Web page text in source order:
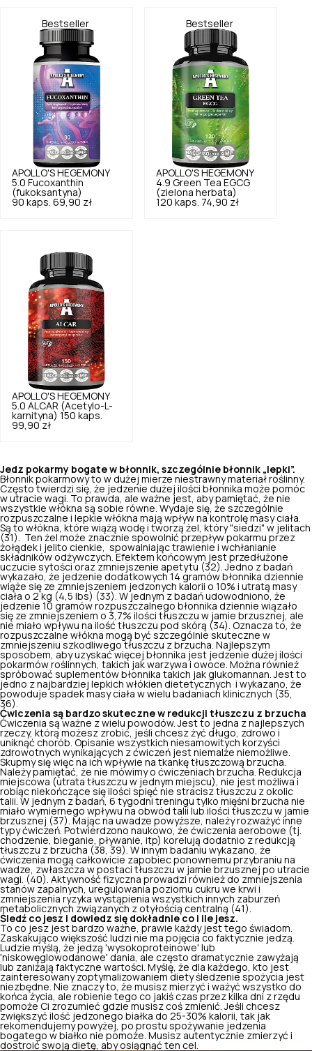
Bestseller
APOLLO'S HEGEMONY
5.0 Fucoxanthin
(fukoksantyna)
90 kaps. 69,90 zł
Bestseller
APOLLO'S HEGEMONY
4.9 Green Tea EGCG
(zielona herbata)
120 kaps. 74,90 zł
APOLLO'S HEGEMONY
5.0 ALCAR (Acetylo-L-
karnityna) 150 kaps.
99,90 zł
Jedz pokarmy bogate w błonnik, szczególnie błonnik „lepki”.
Błonnik pokarmowy to w dużej mierze niestrawny materiał roślinny.
Często twierdzi się, że jedzenie dużej ilości błonnika może pomóc
w utracie wagi. To prawda, ale ważne jest, aby pamiętać, że nie
wszystkie włókna są sobie równe. Wydaje się, że szczególnie
rozpuszczalne i lepkie włókna mają wpływ na kontrolę masy ciała.
Są to włókna, które wiążą wodę i tworzą żel, który "siedzi" w jelitach
(31). Ten żel może znacznie spowolnić przepływ pokarmu przez
żołądek i jelito cienkie, spowalniając trawienie i wchłanianie
składników odżywczych. Efektem końcowym jest przedłużone
uczucie sytości oraz zmniejszenie apetytu (32). Jedno z badań
wykazało, że jedzenie dodatkowych 14 gramów błonnika dziennie
wiąże się ze zmniejszeniem jedzonych kalorii o 10% i utratą masy
ciała o 2 kg (4,5 lbs) (33). W jednym z badań udowodniono, że
jedzenie 10 gramów rozpuszczalnego błonnika dziennie wiązało
się ze zmniejszeniem o 3,7% ilości tłuszczu w jamie brzusznej, ale
nie miało wpływu na ilość tłuszczu pod skórą (34). Oznacza to, że
rozpuszczalne włókna mogą być szczególnie skuteczne w
zmniejszeniu szkodliwego tłuszczu z brzucha. Najlepszym
sposobem, aby uzyskać więcej błonnika jest jedzenie dużej ilości
pokarmów roślinnych, takich jak warzywa i owoce. Można również
spróbować suplementów błonnika takich jak glukomannan. Jest to
jedno z najbardziej lepkich włókien dietetycznych i wykazano, że
powoduje spadek masy ciała w wielu badaniach klinicznych (35,
36).
Ćwiczenia są bardzo skuteczne w redukcji tłuszczu z brzucha
Ćwiczenia są ważne z wielu powodów. Jest to jedna z najlepszych
rzeczy, którą możesz zrobić, jeśli chcesz żyć długo, zdrowo i
uniknąć chorób. Opisanie wszystkich niesamowitych korzyści
zdrowotnych wynikających z ćwiczeń jest niemalże niemożliwe.
Skupmy się więc na ich wpływie na tkankę tłuszczową brzucha.
Należy pamiętać, że nie mówimy o ćwiczeniach brzucha. Redukcja
miejscowa (utrata tłuszczu w jednym miejscu), nie jest możliwa i
robiąc niekończące się ilości spięć nie stracisz tłuszczu z okolic
talii. W jednym z badań, 6 tygodni treningu tylko mięśni brzucha nie
miało wymiernego wpływu na obwód talii lub ilości tłuszczu w jamie
brzusznej (37). Mając na uwadze powyższe, należy rozważyć inne
typy ćwiczeń. Potwierdzono naukowo, że ćwiczenia aerobowe (tj.
chodzenie, bieganie, pływanie, itp) korelują dodatnio z redukcją
tłuszczu z brzucha (38, 39). W innym badaniu wykazano, że
ćwiczenia mogą całkowicie zapobiec ponownemu przybraniu na
wadze, zwłaszcza w postaci tłuszczu w jamie brzusznej po utracie
wagi. (40). Aktywność fizyczna prowadzi również do zmniejszenia
stanów zapalnych, uregulowania poziomu cukru we krwi i
zmniejszenia ryzyka wystąpienia wszystkich innych zaburzeń
metabolicznych związanych z otyłością centralną (41).
Śledź co jesz i dowiedz się dokładnie co i ile jesz.
To co jesz jest bardzo ważne, prawie każdy jest tego świadom.
Zaskakująco większość ludzi nie ma pojęcia co faktycznie jedzą.
Ludzie myślą, że jedzą 'wysokoproteinowe' lub
'niskowęglowodanowe' dania, ale często dramatycznie zawyżają
lub zaniżają faktyczne wartości. Myślę, że dla każdego, kto jest
zainteresowany zoptymalizowaniem diety śledzenie spożycia jest
niezbędne. Nie znaczy to, że musisz mierzyć i ważyć wszystko do
końca życia, ale robienie tego co jakiś czas przez kilka dni z rzędu
pomoże Ci zrozumieć gdzie musisz coś zmienić. Jeśli chcesz
zwiększyć ilość jedzonego białka do 25-30% kalorii, tak jak
rekomendujemy powyżej, po prostu spożywanie jedzenia
bogatego w białko nie pomoże. Musisz autentycznie zmierzyć i
dostroić swoją dietę, aby osiągnąć ten cel.